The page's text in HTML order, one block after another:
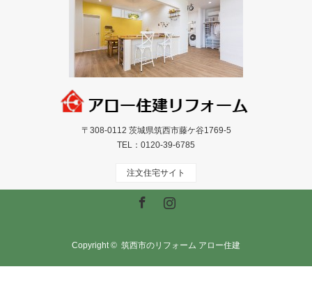
〒308-0112 茨城県筑西市藤ケ谷1769-5
TEL： 0120-39-6785
注文住宅サイト
Copyright © 筑西市のリフォーム アロー住建